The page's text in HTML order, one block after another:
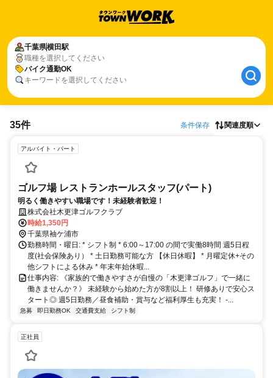
千葉県横田駅
職種を選択してください
バイク通勤OK
キーワードを選択してください
35件 条件保存 関連度順
アルバイト・パート
ゴルフ場 レストランホールスタッフ(パート)
明るく働きやすい職場です！未経験者歓迎！
株式会社木更津ゴルフクラブ
時給1,350円
千葉県袖ケ浦市
勤務時間・曜日: * シフト制 * 6:00～17:00 の間で実働8時間 週5日程
度(社会保険あり） * 土日勤務可能な方 【休日休暇】 * 月曜定休+その
他シフトによる休み * 年末年始休暇...
仕事内容: 《家族的で働きやすさが自慢の「木更津ゴルフ」で一緒に
働きませんか？》 未経験から始めた方が8割以上！ 研修ありで安心ス
タート◎ 週5日勤務／昼食補助・賞与など福利厚生も充実！ -...
急募 即日勤務OK 交通費支給 シフト制
正社員